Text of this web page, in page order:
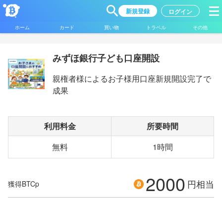
新規登録 ログイン
ホーム カード 買い物 トラベル その他
みずほ銀行子ども口座開設
親権者様によるお子様用口座新規開設完了で
成果
利用料金
所要時間
無料
1時間
獲得BTCp 2000 円相当